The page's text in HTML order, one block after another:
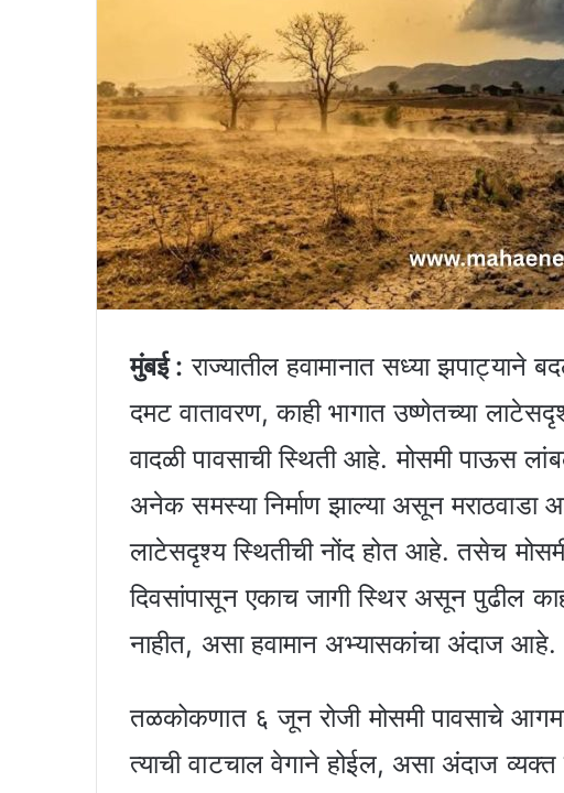
मुंबई : राज्यातील हवामानात सध्या
दमट वातावरण, काही भागात उष्णेतच्या
वादळी पावसाची स्थिती आहे. मोसमी पाऊस
अनेक समस्या निर्माण झाल्या असून मराठवाडा
लाटेसदृश्य स्थितीची नोंद होत आहे. तसेच मोसमी
दिवसांपासून एकाच जागी स्थिर असून पुढील
नाहीत, असा हवामान अभ्यासकांचा अंदाज आहे.
तळकोकणात ६ जून रोजी मोसमी पावसाचे
त्याची वाटचाल वेगाने होईल, असा अंदाज व्यक्त